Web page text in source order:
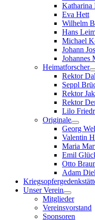
Katharina
Eva Hett
Wilhelm
Hans
Michael
Johann
Johannes
Heimatforscher
Rektor
Seppl
Rektor
Rektor
Lilo
Originale
Georg
Valentin
Maria
Emil
Otto
Adam
Unser Verein
Mitglieder
Vereinsvorstand
Sponsoren